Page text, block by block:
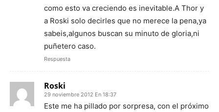
como esto va creciendo es inevitable.A Thor y
a Roski solo decirles que no merece la pena,ya
sabeis,algunos buscan su minuto de gloria,ni
puñetero caso.
Respuesta
Roski
29 noviembre 2012 En 18:37
Este me ha pillado por sorpresa, con el próximo